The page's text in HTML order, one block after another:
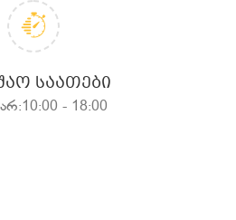
ᲡᲐᲐᲗᲔᲑᲘ
- 18:00